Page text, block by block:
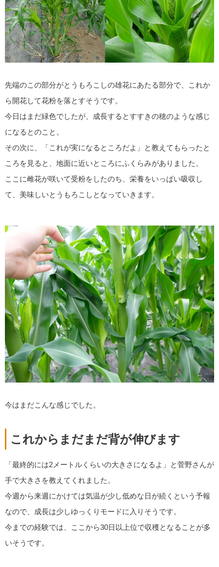
先端のこの部分がとうもろこしの雄花にあたる部分で、これか
ら開花して花粉を落とすそうです。
今日はまだ緑色でしたが、成長するとすすきの穂のような感じ
になるとのこと。
その次に、「これが実になるところだよ」と教えてもらったと
ころを見ると、地面に近いところにふくらみがありました。
ここに雌花が咲いて受粉をしたのち、栄養をいっぱい吸収し
て、美味しいとうもろこしとなっていきます。
今はまだこんな感じでした。
これからまだまだ背が伸びます
「最終的には2メートルくらいの大きさになるよ」と菅野さんが
手で大きさを教えてくれました。
今週から来週にかけては気温が少し低めな日が続くという予報
なので、成長は少しゆっくりモードに入りそうです。
今までの経験では、ここから30日以上位で収穫となることが多
いそうです。